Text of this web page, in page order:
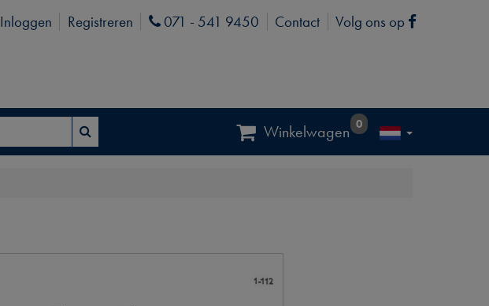
Inloggen Registreren Phone
071 - 541 9450 Contact Volg ons op Facebook
Winkelwagen 0